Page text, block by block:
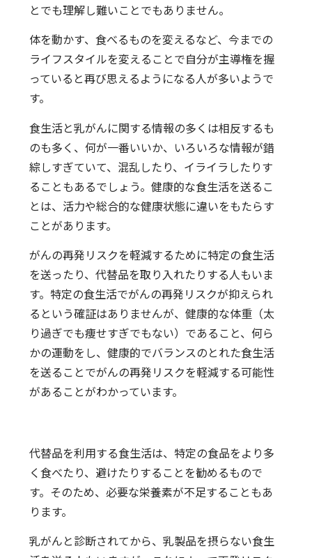
とでも理解し難いことでもありません。
体を動かす、食べるものを変えるなど、今までの
ライフスタイルを変えることで自分が主導権を握
っていると再び思えるようになる人が多いようで
す。
食生活と乳がんに関する情報の多くは相反するも
のも多く、何が一番いいか、いろいろな情報が錯
綜しすぎていて、混乱したり、イライラしたりす
ることもあるでしょう。健康的な食生活を送るこ
とは、活力や総合的な健康状態に違いをもたらす
ことがあります。
がんの再発リスクを軽減するために特定の食生活
を送ったり、代替品を取り入れたりする人もいま
す。特定の食生活でがんの再発リスクが抑えられ
るという確証はありませんが、健康的な体重（太
り過ぎでも痩せすぎでもない）であること、何ら
かの運動をし、健康的でバランスのとれた食生活
を送ることでがんの再発リスクを軽減する可能性
があることがわかっています。
代替品を利用する食生活は、特定の食品をより多
く食べたり、避けたりすることを勧めるもので
す。そのため、必要な栄養素が不足することもあ
ります。
乳がんと診断されてから、乳製品を摂らない食生